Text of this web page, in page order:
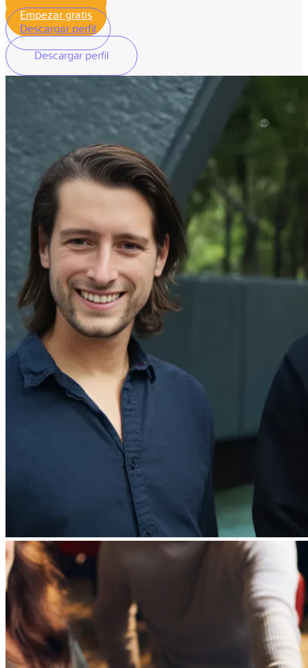
Empezar gratis
Descargar perfil
Descargar perfil